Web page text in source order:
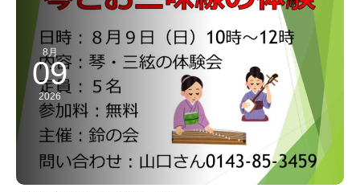
8月
09
2026